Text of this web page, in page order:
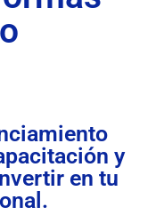
y
en tu